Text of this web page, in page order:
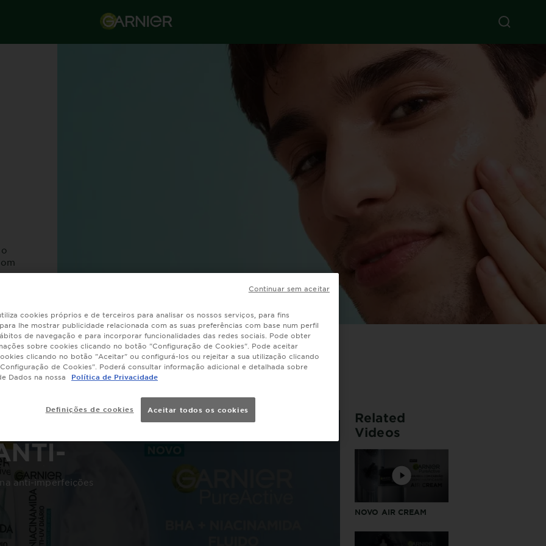
UV
anti-imperfeições
Related
Videos
NOVO AIR CREAM
cookies próprios e de terceiros para analisar os nossos serviços, para fins
lhe mostrar publicidade relacionada com as suas preferências com base num perfil
de navegação e para incorporar funcionalidades das redes sociais. Pode obter
sobre cookies clicando no botão "Configuração de Cookies". Pode aceitar
clicando no botão "Aceitar" ou configurá-los ou rejeitar a sua utilização clicando
de Cookies". Poderá consultar informação adicional e detalhada sobre
Dados na nossa
Política de Privacidade
Definições de cookies Aceitar todos os cookies
Continuar sem aceitar